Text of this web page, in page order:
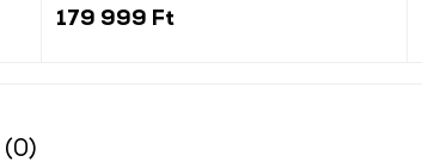
179 999 Ft
(0)